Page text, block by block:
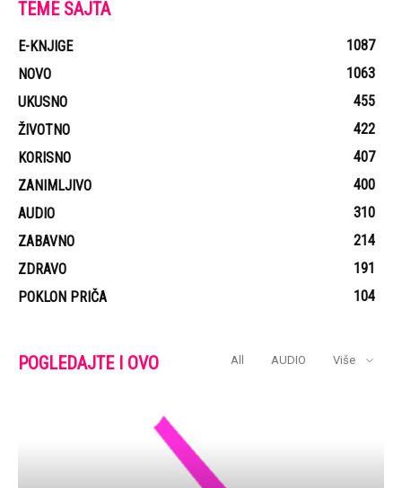
TEME SAJTA
E-KNJIGE
1087
NOVO
1063
UKUSNO
455
ŽIVOTNO
422
KORISNO
407
ZANIMLJIVO
400
AUDIO
310
ZABAVNO
214
ZDRAVO
191
POKLON PRIČA
104
POGLEDAJTE I OVO All AUDIO Više